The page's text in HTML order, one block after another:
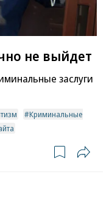
не выйдет
заслуги
Криминальные